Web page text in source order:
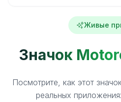
Живые
Значок
Посмотрите, как этот
реальных